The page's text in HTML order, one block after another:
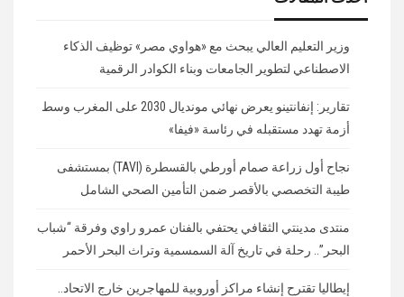
وزير التعليم العالي يبحث مع «هواوي مصر» توظيف الذكاء
الاصطناعي لتطوير الجامعات وبناء الكوادر الرقمية
تقارير: إنفانتينو يعرض نهائي مونديال 2030 على المغرب وسط
أزمة تهدد مستقبله في رئاسة «فيفا»
نجاح أول زراعة صمام أورطي بالقسطرة (TAVI) بمستشفى
طيبة التخصصي بالأقصر ضمن التأمين الصحي الشامل
منتدى مدينتي الثقافي يحتفي بالفنان عمرو راوي وفرقة “شباب
البحر”.. رحلة في تاريخ آلة السمسمية وتراث البحر الأحمر
إيطاليا تقترح إنشاء مراكز أوروبية للمهاجرين خارج الاتحاد..